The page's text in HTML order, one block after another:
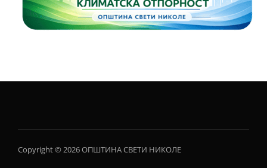
Copyright © 2026 ОПШТИНА СВЕТИ НИКОЛЕ